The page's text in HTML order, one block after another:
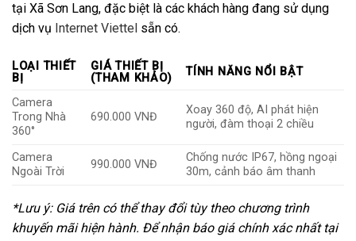
tại Xã Sơn Lang, đặc biệt là các khách hàng đang sử dụng
dịch vụ Internet Viettel sẵn có.
LOẠI THIẾT
BỊ
GIÁ THIẾT BỊ
(THAM KHẢO)
TÍNH NĂNG NỔI BẬT
Camera
Trong Nhà
360°
690.000 VNĐ
Xoay 360 độ, AI phát hiện
người, đàm thoại 2 chiều
Camera
Ngoài Trời
990.000 VNĐ
Chống nước IP67, hồng ngoại
30m, cảnh báo âm thanh
*Lưu ý: Giá trên có thể thay đổi tùy theo chương trình
khuyến mãi hiện hành. Để nhận báo giá chính xác nhất tại